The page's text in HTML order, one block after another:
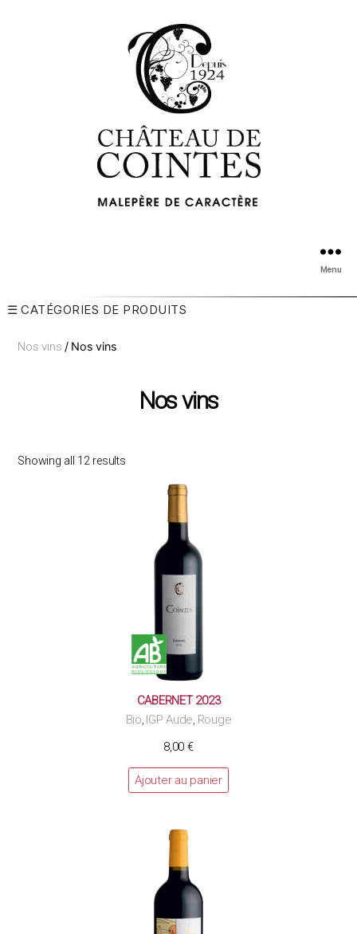
Menu
☰ CATÉGORIES DE PRODUITS
Nos vins / Nos vins
Nos vins
Showing all 12 results
CABERNET 2023
Bio, IGP Aude, Rouge
8,00 €
Ajouter au panier